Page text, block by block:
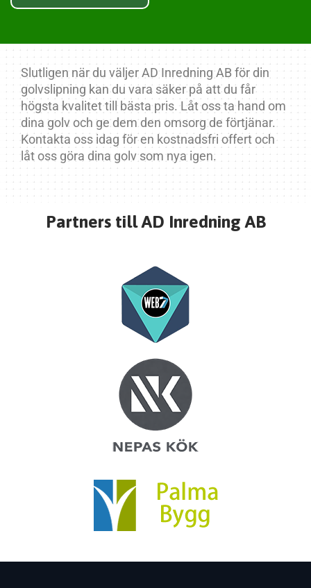
Slutligen när du väljer AD Inredning AB för din
golvslipning kan du vara säker på att du får
högsta kvalitet till bästa pris. Låt oss ta hand om
dina golv och ge dem den omsorg de förtjänar.
Kontakta oss idag för en kostnadsfri offert och
låt oss göra dina golv som nya igen.
Partners till AD Inredning AB